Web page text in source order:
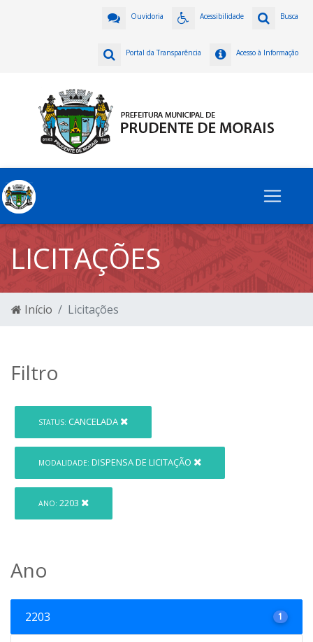
Busca
Acessibilidade
Ouvidoria
Acesso à Informação
Portal da Transparência
LICITAÇÕES
Início Licitações
Filtro
STATUS: CANCELADA
MODALIDADE: DISPENSA DE LICITAÇÃO
ANO: 2203
Ano
2203 1